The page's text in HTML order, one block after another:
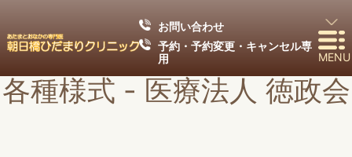
お問い合わせ
予約・予約変更・キャンセル専
用
MENU
各種様式 - 医療法人 徳政会